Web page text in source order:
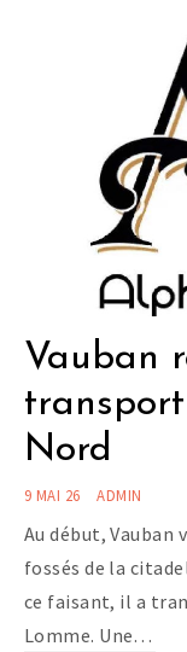
Vauban
Nord
9 MAI 26 ADMIN
Au début,
fossés de la
ce faisant, il a
Lomme. Une…